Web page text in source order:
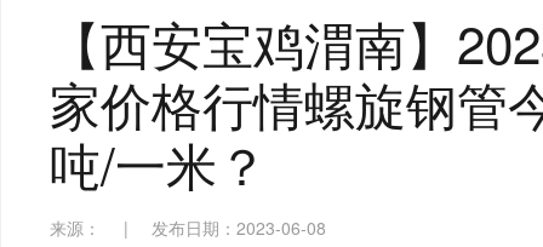
【西安宝鸡渭南】
家价格行情螺旋钢管
吨/一米？
来源： | 发布日期：2023-06-08